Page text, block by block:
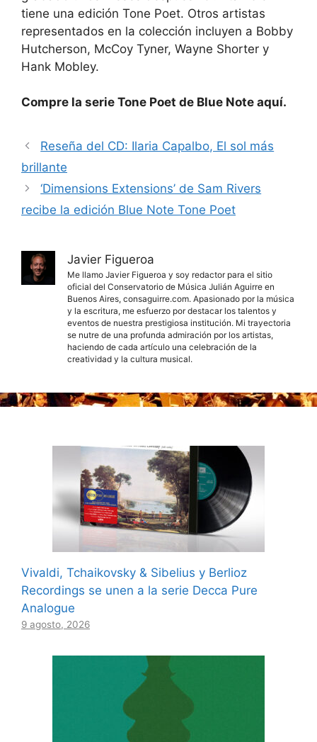
tiene una edición Tone Poet. Otros artistas
representados en la colección incluyen a Bobby
Hutcherson, McCoy Tyner, Wayne Shorter y
Hank Mobley.
Compre la serie Tone Poet de Blue Note aquí.
Reseña del CD: Ilaria Capalbo, El sol más
brillante
‘Dimensions Extensions’ de Sam Rivers
recibe la edición Blue Note Tone Poet
Javier Figueroa
Me llamo Javier Figueroa y soy redactor para el sitio
oficial del Conservatorio de Música Julián Aguirre en
Buenos Aires, consaguirre.com. Apasionado por la música
y la escritura, me esfuerzo por destacar los talentos y
eventos de nuestra prestigiosa institución. Mi trayectoria
se nutre de una profunda admiración por los artistas,
haciendo de cada artículo una celebración de la
creatividad y la cultura musical.
Vivaldi, Tchaikovsky & Sibelius y Berlioz
Recordings se unen a la serie Decca Pure
Analogue
9 agosto, 2026